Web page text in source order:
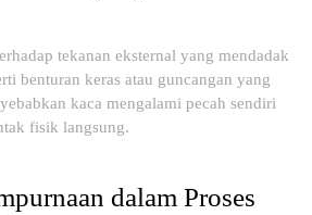
tekanan eksternal yang mendadak
benturan keras atau guncangan yang
kaca mengalami pecah sendiri
fisik langsung.
dalam Proses